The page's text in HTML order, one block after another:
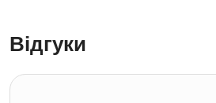
Відгуки